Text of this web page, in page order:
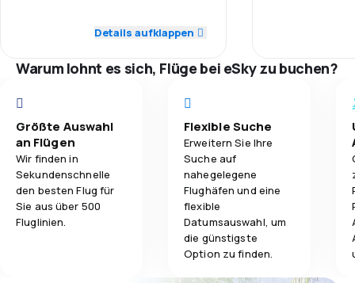
Verpflegung
Pünktlichkeit 1,0
Flugnetz 2,0
Reisekomfort 3,0
Gepäckbeförderung 1,0
Verpflegung 2,0
Details aufklappen
Warum lohnt es sich, Flüge bei eSky zu buchen?
Größte Auswahl
an Flügen
Wir finden in
Sekundenschnelle
den besten Flug für
Sie aus über 500
Fluglinien.
Flexible Suche
Erweitern Sie Ihre
Suche auf
nahegelegene
Flughäfen und eine
flexible
Datumsauswahl, um
die günstigste
Option zu finden.